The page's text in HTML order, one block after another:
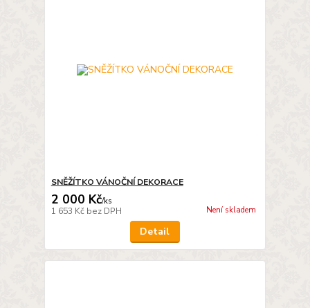
SNĚŽÍTKO VÁNOČNÍ DEKORACE
2 000 Kč/ks
1 653 Kč bez DPH Není skladem
Detail